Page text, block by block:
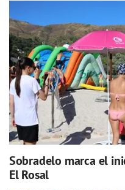
Sobradelo marca el
El Rosal